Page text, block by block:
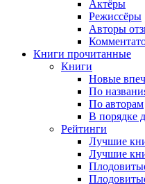
Актёры
Режиссёры
Авторы
Книги прочитанные
Книги
Новые
По
По авторам
В порядке
Рейтинги
Лучшие
Лучшие